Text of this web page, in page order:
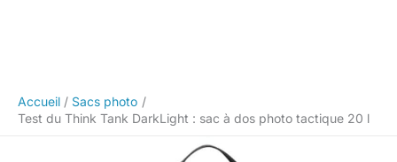
Accueil
Sacs photo
Test du Think Tank DarkLight : sac à dos photo tactique 20 l